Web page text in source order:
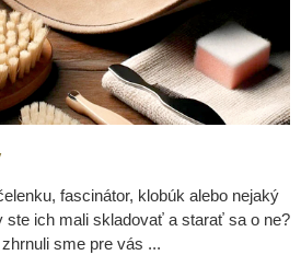
fascinátor, klobúk alebo nejaký
ste ich mali skladovať a starať sa o ne?
sme pre vás ...